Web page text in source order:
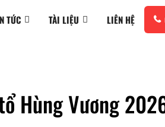
TỨC TÀI LIỆU LIÊN HỆ
Hùng Vương